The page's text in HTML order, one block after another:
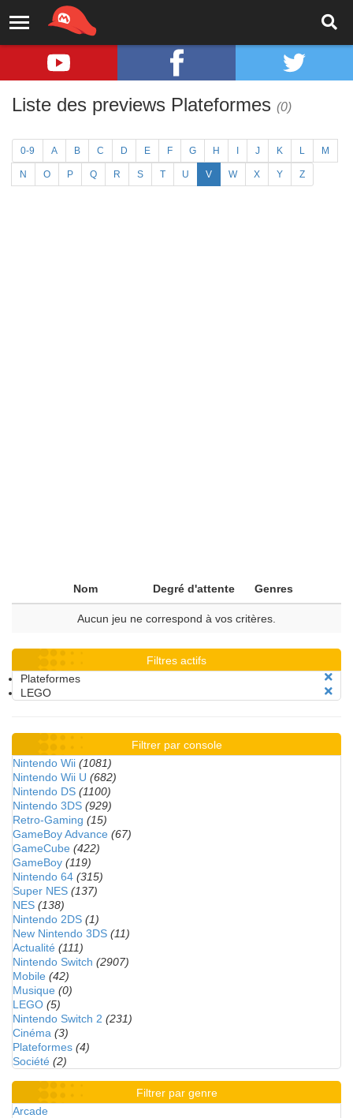
Liste des previews Plateformes (0)
0-9 A B C D E F G H J K L M
N O P Q R S T U V W X Y Z
Nom Degré d'attente Genres
Aucun jeu ne correspond à vos critères.
Filtres actifs
Plateformes
LEGO
Filtrer par console
Nintendo Wii (1081)
Nintendo Wii U (682)
Nintendo DS (1100)
Nintendo 3DS (929)
Retro-Gaming (15)
GameBoy Advance (67)
GameCube (422)
GameBoy (119)
Nintendo 64 (315)
Super NES (137)
NES (138)
Nintendo 2DS (1)
New Nintendo 3DS (11)
Actualité (111)
Nintendo Switch (2907)
Mobile (42)
Musique (0)
LEGO (5)
Nintendo Switch 2 (231)
Cinéma (3)
Plateformes (4)
Société (2)
Filtrer par genre
Arcade